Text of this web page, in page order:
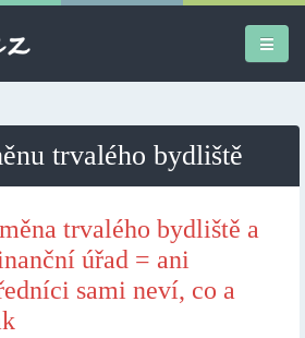
trvalého bydliště
trvalého bydliště a
úřad = ani
sami neví, co a